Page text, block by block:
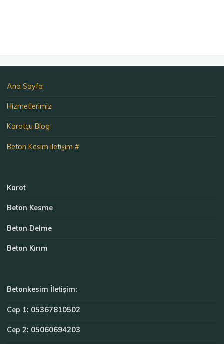
Ana Sayfa
Hizmetlerimiz
Karotçu Blog
Beton Kesim iletişim #
Karot
Beton Kesme
Beton Delme
Beton Kırım
Betonkesim İletişim:
Cep 1: 05367810502
Cep 2: 05060694203